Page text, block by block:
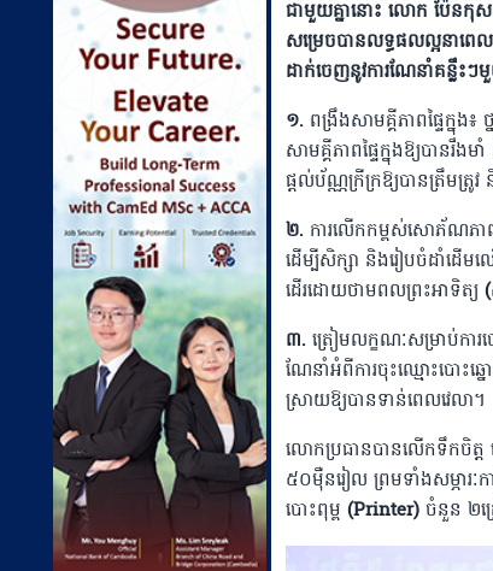
ជាមួយគ្នានោះ លោក ប៉ែនកុ
សម្រេចបានលទ្ធផលល្អនាពេល
ដាក់ចេញនូវការណែនាំគន្លឹះ
១. ពង្រឹងសាមគ្គីភាពផ្ទៃក្នុង៖
សាមគ្គីភាពផ្ទៃក្នុងឱ្យបានរឹងមាំ
ផ្តល់ប័ណ្ណក្រីក្រឱ្យបានត្រឹមត្រូវ
២. ការលើកកម្ពស់សោភ័ណភា
ដើម្បីសិក្សា និងរៀបចំដាំដើមឈ
ដើរដោយថាមពលព្រះអាទិត្យ(
៣. ត្រៀមលក្ខណៈសម្រាប់ការ
ណែនាំអំពីការចុះឈ្មោះបោះឆ្
ស្រាយឱ្យបានទាន់ពេលវេលា។
លោកប្រធានបានលើកទឹកចិត្ត
៥០ម៉ឺនរៀល ព្រមទាំងសម្ភា
បោះពុម្ព (Printer) ចំនួន ២គ្